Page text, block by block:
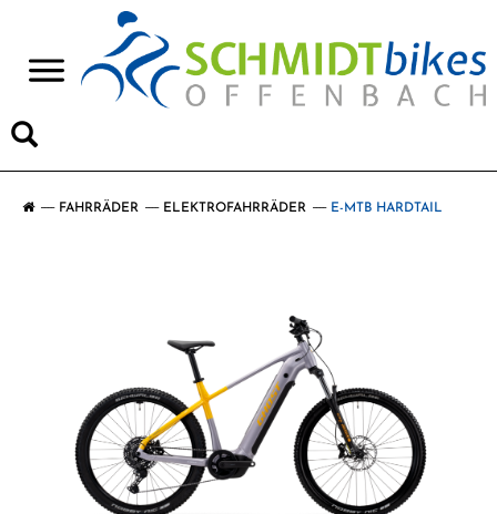
FAHRRÄDER ELEKTROFAHRRÄDER E-MTB HARDTAIL